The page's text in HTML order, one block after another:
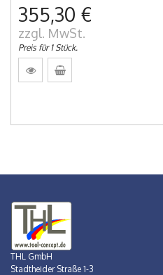
355,30 €
zzgl. MwSt.
Preis für 1 Stück.
THL GmbH
Stadtheider Straße 1-3